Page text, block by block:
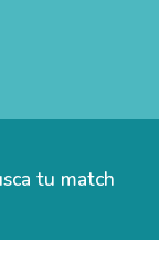
tu match